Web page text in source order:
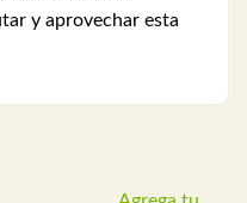
y aprovechar esta